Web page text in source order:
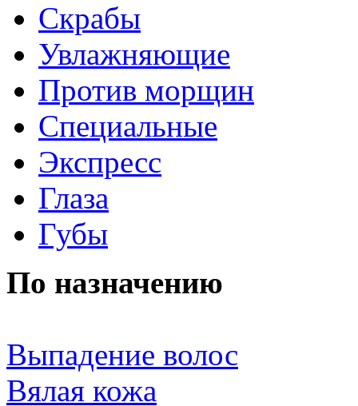
Скрабы
Увлажняющие
Против морщин
Специальные
Экспресс
Глаза
Губы
По назначению
Выпадение волос
Вялая кожа